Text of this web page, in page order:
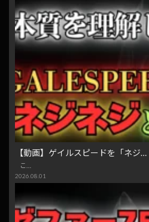
【動画】ゲイルスピードを「ネジ…
こ…
2026.08.01